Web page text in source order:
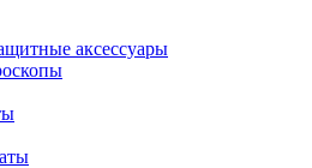
аксессуары